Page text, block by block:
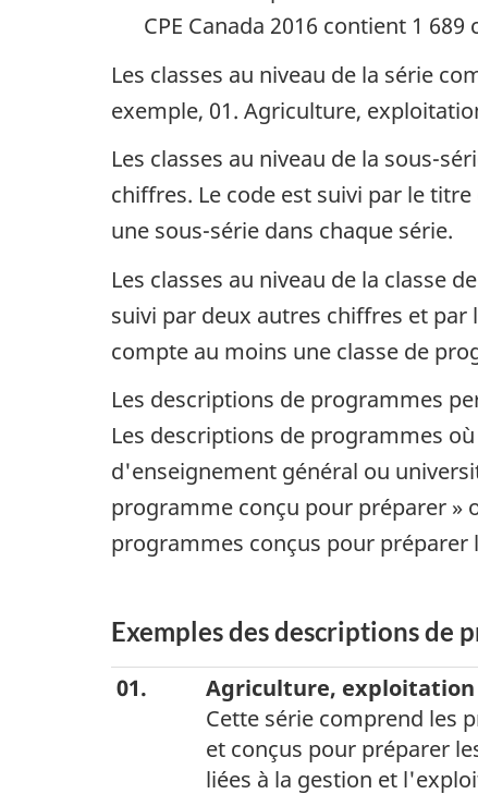
CPE Canada 2016 contient 1
Les classes au niveau de la série
exemple, 01. Agriculture,
Les classes au niveau de la sous-
chiffres. Le code est suivi par le
une sous-série dans chaque série.
Les classes au niveau de la classe
suivi par deux autres chiffres et par
compte au moins une classe de
Les descriptions de programmes
Les descriptions de programmes
d'enseignement général ou
programme conçu pour préparer »
programmes conçus pour préparer
Exemples des descriptions de
01.
Agriculture, exploitation
Cette série comprend les
et conçus pour préparer
liées à la gestion et